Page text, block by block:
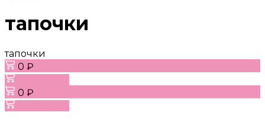
тапочки
тапочки
0 ₽
0 ₽